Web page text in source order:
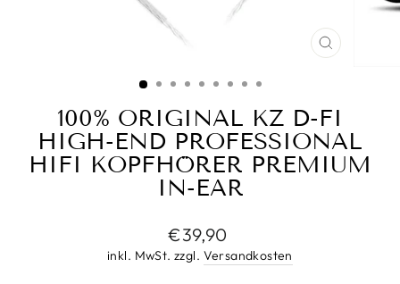
100% ORIGINAL KZ D-FI
HIGH-END PROFESSIONAL
HIFI KOPFHÖRER PREMIUM
IN-EAR
Normaler
Preis
€39,90
inkl. MwSt. zzgl. Versandkosten